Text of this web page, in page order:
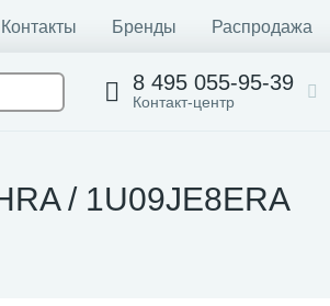
Контакты Бренды Распродажа
8 495 055-95-39
Контакт-центр
/ 1U09JE8ERA